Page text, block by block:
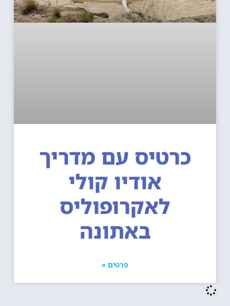
כרטיס עם מדריך
אודיו קולי
לאקרופוליס
באתונה